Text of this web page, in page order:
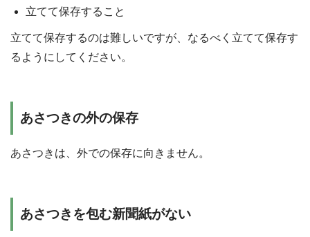
立てて保存すること
立てて保存するのは難しいですが、なるべく立てて保存す
るようにしてください。
あさつきの外の保存
あさつきは、外での保存に向きません。
あさつきを包む新聞紙がない